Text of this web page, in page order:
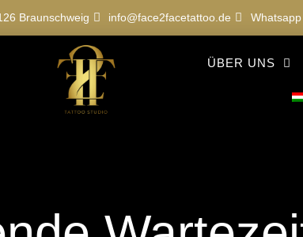
Braunschweig info@face2facetattoo.de Whatsapp
ÜBER UNS